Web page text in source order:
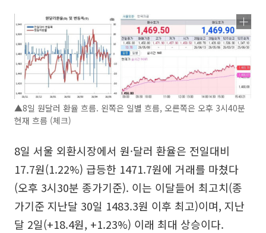
▲8일 원달러 환율 흐름. 왼쪽은 일별 흐름, 오른쪽은 오후 3시40분
현재 흐름 (체크)
8일 서울 외환시장에서 원·달러 환율은 전일대비
17.7원(1.22%) 급등한 1471.7원에 거래를 마쳤다
(오후 3시30분 종가기준). 이는 이달들어 최고치(종
가기준 지난달 30일 1483.3원 이후 최고)이며, 지난
달 2일(+18.4원, +1.23%) 이래 최대 상승이다.